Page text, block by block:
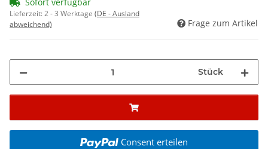
Lieferzeit:2 - 3 Werktage (DE - Ausland
abweichend)
Frage zum Artikel
Stück
Consent erteilen